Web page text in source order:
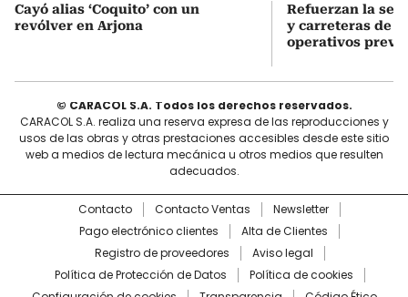
Cayó alias ‘Coquito’ con un
revólver en Arjona
Refuerzan la
y carreteras de
operativos
© CARACOL S.A. Todos los derechos reservados.
CARACOL S.A. realiza una reserva expresa de las reproducciones y
usos de las obras y otras prestaciones accesibles desde este sitio
web a medios de lectura mecánica u otros medios que resulten
adecuados.
Contacto Contacto Ventas
Newsletter
Pago electrónico clientes
Alta de Clientes
Registro de proveedores
Aviso legal
Política de Protección de Datos
Política de cookies